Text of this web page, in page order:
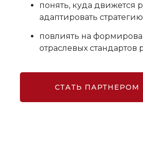
повлиять на
отраслевых стандартов
понять, куда движется
адаптировать
СТАТЬ ПАРТНЕРОМ